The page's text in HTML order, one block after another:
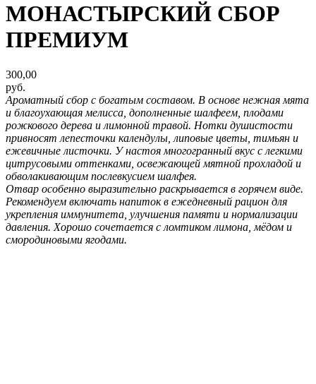
МОНАСТЫРСКИЙ СБОР
ПРЕМИУМ
300,00
руб.
Ароматный сбор с богатым составом. В основе нежная мята
и благоухающая мелисса, дополненные шалфеем, плодами
рожкового дерева и лимонной травой. Нотки душистости
привносят лепесточки календулы, липовые цветы, тимьян и
ежевичные листочки. У настоя многогранный вкус с легкими
цитрусовыми оттенками, освежающей мятной прохладой и
обволакивающим послевкусием шалфея.
Отвар особенно выразительно раскрывается в горячем виде.
Рекомендуем включать напиток в ежедневный рацион для
укрепления иммунитета, улучшения памяти и нормализации
давления. Хорошо сочетается с ломтиком лимона, мёдом и
смородиновыми ягодами.